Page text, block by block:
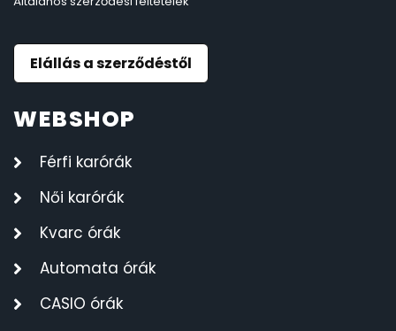
Elállás a szerződéstől
WEBSHOP
Férfi karórák
Női karórák
Kvarc órák
Automata órák
CASIO órák